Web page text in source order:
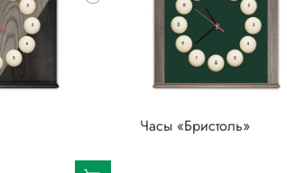
Часы «Бристоль»